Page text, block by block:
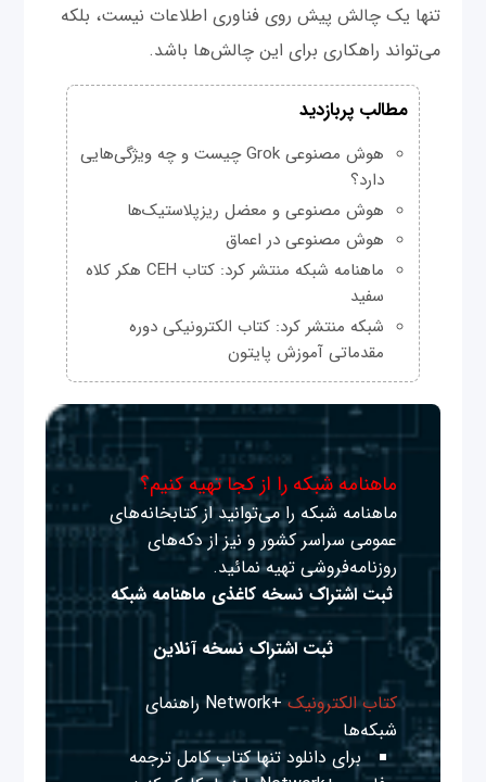
تنها یک چالش پیش روی فناوری اطلاعات نیست، بلکه
می‌تواند راهکاری برای این چالش‌ها باشد.
مطالب پربازدید
هوش مصنوعی Grok چیست و چه ویژگی‌هایی
دارد؟
هوش مصنوعی و معضل ریزپلاستیک‌ها
هوش مصنوعی در اعماق
ماهنامه شبکه منتشر کرد: کتاب CEH هکر کلاه
سفید
شبکه منتشر کرد: کتاب الکترونیکی دوره
مقدماتی آموزش پایتون
ماهنامه شبکه را از کجا تهیه کنیم؟
ماهنامه شبکه را می‌توانید از کتابخانه‌های
عمومی سراسر کشور و نیز از دکه‌های
روزنامه‌فروشی تهیه نمائید.
ثبت اشتراک نسخه کاغذی ماهنامه شبکه
ثبت اشتراک نسخه آنلاین
کتاب الکترونیک
+Network راهنمای
شبکه‌ها
برای دانلود تنها کتاب کامل ترجمه